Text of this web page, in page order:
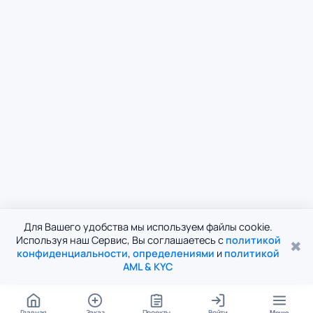
Для Вашего удобства мы используем файлы cookie.
Используя наш Сервис, Вы соглашаетесь с политикой
конфиденциальности, определениями и политикой
AML & KYC
✖